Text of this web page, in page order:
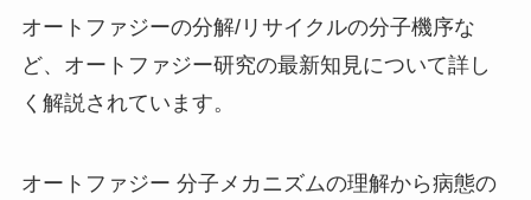
オートファジーの分解/リサイクルの分子機序な
ど、オートファジー研究の最新知見について詳し
く解説されています。
オートファジー 分子メカニズムの理解から病態の